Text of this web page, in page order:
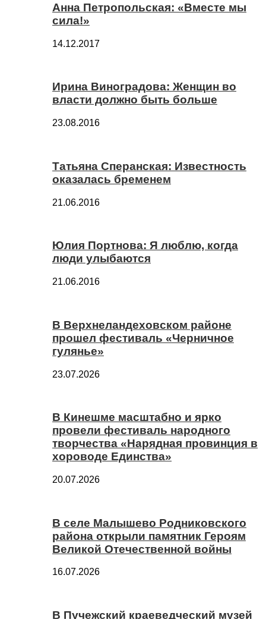
Анна Петропольская: «Вместе мы
сила!»
14.12.2017
Ирина Виноградова: Женщин во
власти должно быть больше
23.08.2016
Татьяна Сперанская: Известность
оказалась бременем
21.06.2016
Юлия Портнова: Я люблю, когда
люди улыбаются
21.06.2016
В Верхнеландеховском районе
прошел фестиваль «Черничное
гулянье»
23.07.2026
В Кинешме масштабно и ярко
провели фестиваль народного
творчества «Нарядная провинция в
хороводе Единства»
20.07.2026
В селе Малышево Родниковского
района открыли памятник Героям
Великой Отечественной войны
16.07.2026
В Пучежский краеведческий музей